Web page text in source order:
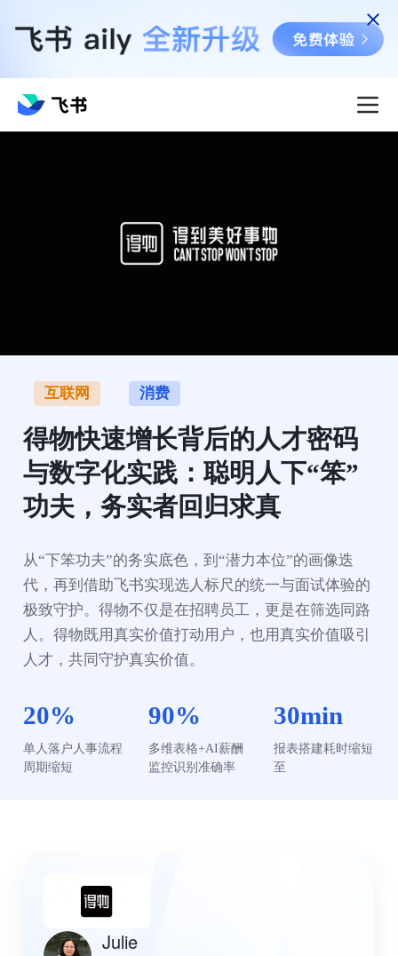
互联网 消费
得物快速增长背后的人才密码
与数字化实践：聪明人下“笨”
功夫，务实者回归求真
从“下笨功夫”的务实底色，到“潜力本位”的画像迭
代，再到借助飞书实现选人标尺的统一与面试体验的
极致守护。得物不仅是在招聘员工，更是在筛选同路
人。得物既用真实价值打动用户，也用真实价值吸引
人才，共同守护真实价值。
20%
单人落户人事流程
周期缩短
90%
多维表格+AI薪酬
监控识别准确率
30min
报表搭建耗时缩短
至
Julie